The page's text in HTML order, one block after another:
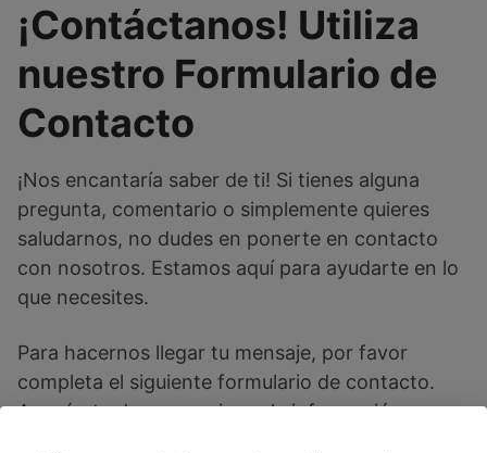
¡Contáctanos! Utiliza
nuestro Formulario de
Contacto
¡Nos encantaría saber de ti! Si tienes alguna
pregunta, comentario o simplemente quieres
saludarnos, no dudes en ponerte en contacto
con nosotros. Estamos aquí para ayudarte en lo
que necesites.
Para hacernos llegar tu mensaje, por favor
completa el siguiente formulario de contacto.
Asegúrate de proporcionar la información